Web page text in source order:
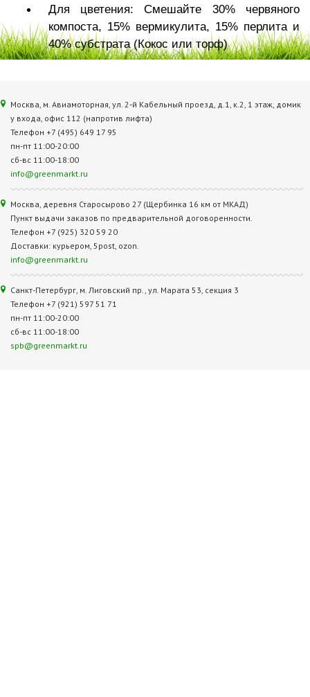
Для цветения: Смешайте 30% червяного
компоста, 15% вермикулита, 15% перлита и
40% субстрата (Кокос или торф)
Москва, м. Авиамоторная, ул. 2‑й Кабельный проезд, д.1, к.2, 1 этаж, домик
у входа, офис 112 (напротив лифта)
Телефон +7 (495) 649 17 95
пн-пт 11:00-20:00
сб-вс 11:00-18:00
info@greenmarkt.ru
Москва, деревня Старосырово 27 (Щербинка 16 км от МКАД)
Пункт выдачи заказов по предварительной договоренности.
Телефон +7 (925) 320 59 20
Доставки: курьером, 5post, ozon.
info@greenmarkt.ru
Санкт-Петербург, м. Лиговский пр., ул. Марата 53, секция 3
Телефон +7 (921) 597 51 71
пн-пт 11:00-20:00
сб-вс 11:00-18:00
spb@greenmarkt.ru